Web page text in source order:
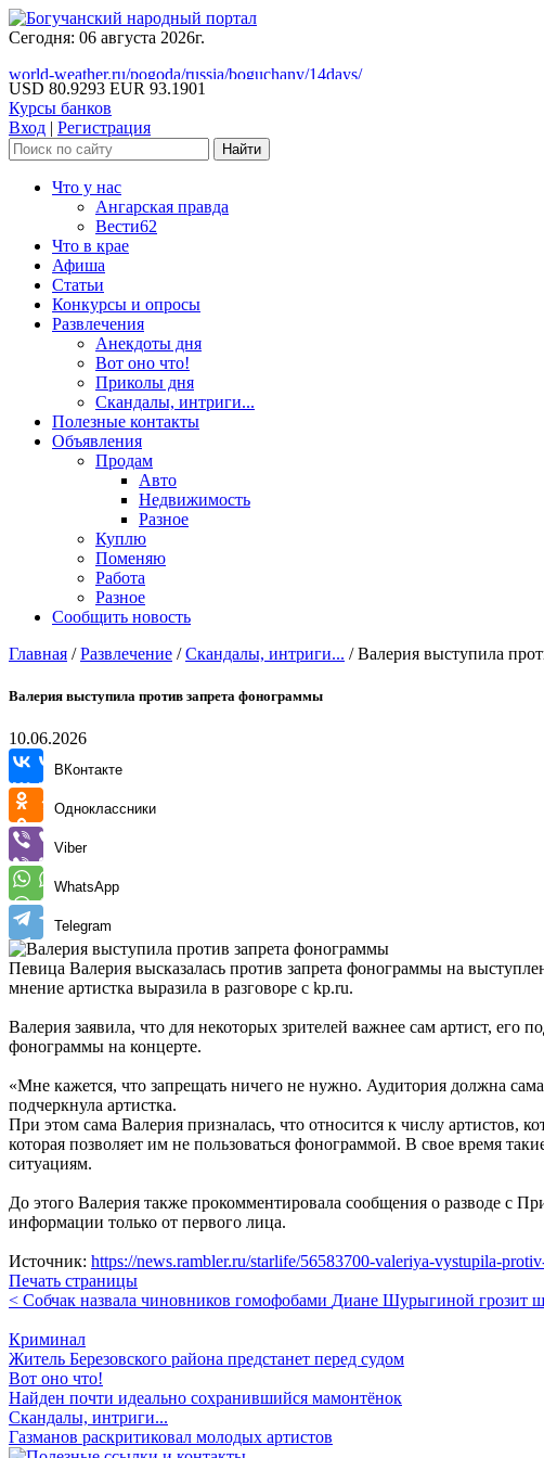
Сегодня: 06 августа 2026г.
world-weather.ru/pogoda/russia/boguchany/14days/
USD 80.9293 EUR 93.1901
Курсы банков
Вход | Регистрация
Что у нас
Ангарская правда
Вести62
Что в крае
Афиша
Статьи
Конкурсы и опросы
Развлечения
Анекдоты дня
Вот оно что!
Приколы дня
Скандалы, интриги...
Полезные контакты
Объявления
Продам
Авто
Недвижимость
Разное
Куплю
Поменяю
Работа
Разное
Сообщить новость
Главная /Развлечение /Скандалы, интриги... /Валерия выступила
Валерия выступила против запрета фонограммы
10.06.2026
ВКонтакте
Одноклассники
Viber
WhatsApp
Telegram
Певица Валерия высказалась против запрета фонограммы на
мнение артистка выразила в разговоре с kp.ru.
Валерия заявила, что для некоторых зрителей важнее сам артист,
фонограммы на концерте.
«Мне кажется, что запрещать ничего не нужно. Аудитория должна
подчеркнула артистка.
При этом сама Валерия призналась, что относится к числу артистов,
которая позволяет им не пользоваться фонограммой. В свое время
ситуациям.
До этого Валерия также прокомментировала сообщения о разводе с
информации только от первого лица.
Источник: https://news.rambler.ru/starlife/56583700-valeriya-vystupila-
Печать страницы
< Собчак назвала чиновников гомофобами Диане Шурыгиной грозит
Криминал
Житель Березовского района предстанет перед судом
Вот оно что!
Найден почти идеально сохранившийся мамонтёнок
Скандалы, интриги...
Газманов раскритиковал молодых артистов